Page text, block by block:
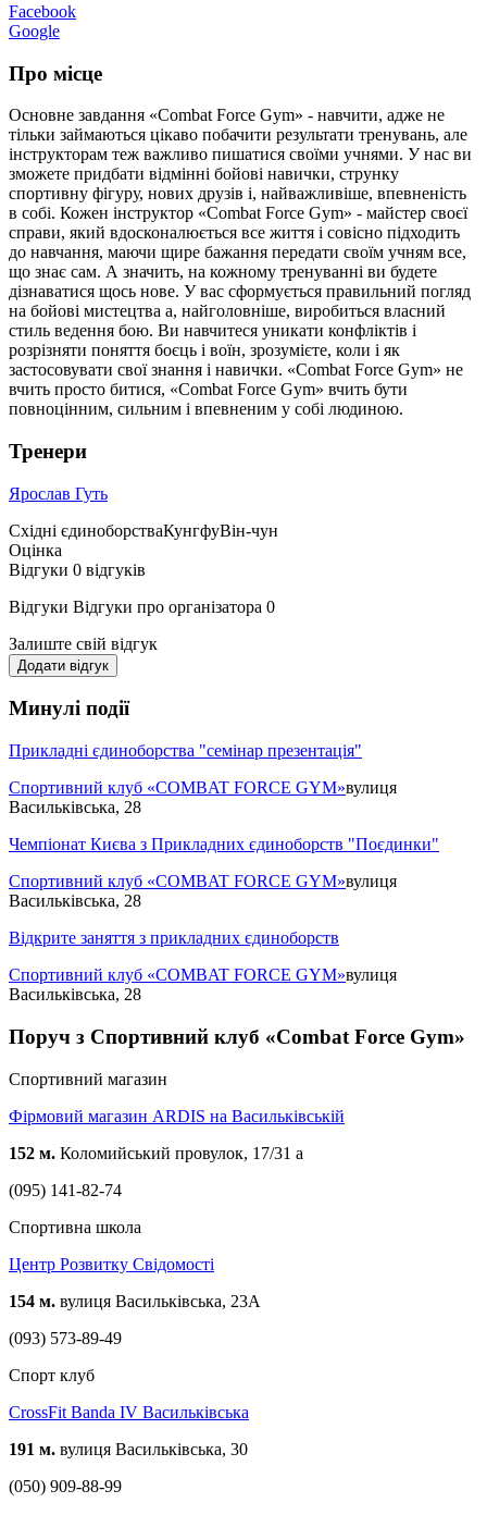
Facebook
Google
Про місце
Основне завдання «Combat Force Gym» - навчити, адже не
тільки займаються цікаво побачити результати тренувань, але
інструкторам теж важливо пишатися своїми учнями. У нас ви
зможете придбати відмінні бойові навички, струнку
спортивну фігуру, нових друзів і, найважливіше, впевненість
в собі. Кожен інструктор «Combat Force Gym» - майстер своєї
справи, який вдосконалюється все життя і совісно підходить
до навчання, маючи щире бажання передати своїм учням все,
що знає сам. А значить, на кожному тренуванні ви будете
дізнаватися щось нове. У вас сформується правильний погляд
на бойові мистецтва а, найголовніше, виробиться власний
стиль ведення бою. Ви навчитеся уникати конфліктів і
розрізняти поняття боєць і воїн, зрозумієте, коли і як
застосовувати свої знання і навички. «Combat Force Gym» не
вчить просто битися, «Combat Force Gym» вчить бути
повноцінним, сильним і впевненим у собі людиною.
Тренери
Ярослав Гуть
Східні єдиноборстваКунгфуВін-чун
Оцінка
Відгуки 0 відгуків
Відгуки Відгуки про організатора 0
Залиште свій відгук
Додати відгук
Минулі події
Прикладні єдиноборства "семінар презентація"
Спортивний клуб «COMBAT FORCE GYM»вулиця
Васильківська, 28
Чемпіонат Києва з Прикладних єдиноборств "Поєдинки"
Спортивний клуб «COMBAT FORCE GYM»вулиця
Васильківська, 28
Відкрите заняття з прикладних єдиноборств
Спортивний клуб «COMBAT FORCE GYM»вулиця
Васильківська, 28
Поруч з Спортивний клуб «Combat Force Gym»
Спортивний магазин
Фірмовий магазин ARDIS на Васильківській
152 м. Коломийський провулок, 17/31 а
(095) 141-82-74
Спортивна школа
Центр Розвитку Свідомості
154 м. вулиця Васильківська, 23А
(093) 573-89-49
Спорт клуб
CrossFit Banda IV Васильківська
191 м. вулиця Васильківська, 30
(050) 909-88-99